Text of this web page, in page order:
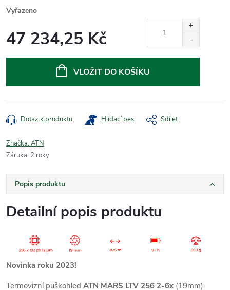
Vyřazeno
47 234,25 Kč
VLOŽIT DO KOŠÍKU
Dotaz k produktu Hlídací pes Sdílet
Značka:ATN
Záruka: 2 roky
Popis produktu
Detailní popis produktu
Novinka roku 2023!
Termovizní puškohled ATN MARS LTV 256 2-6x (19mm).